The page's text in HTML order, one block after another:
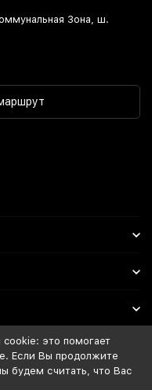
Зона, ш.
это помогает
Если Вы продолжите
будем считать, что Вас